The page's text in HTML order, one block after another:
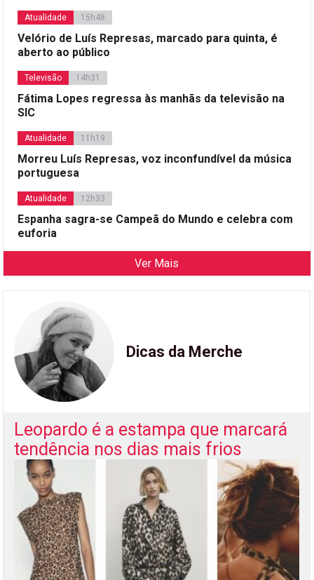
Atualidade 15h48
Velório de Luís Represas, marcado para quinta, é
aberto ao público
Televisão 14h31
Fátima Lopes regressa às manhãs da televisão na
SIC
Atualidade 11h19
Morreu Luís Represas, voz inconfundível da música
portuguesa
Atualidade 12h33
Espanha sagra-se Campeã do Mundo e celebra com
euforia
Ver Mais
Dicas da Merche
Leopardo é a estampa que marcará
tendência nos dias mais frios